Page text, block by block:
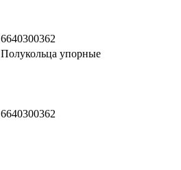
6640300362
Полукольца упорные
6640300362